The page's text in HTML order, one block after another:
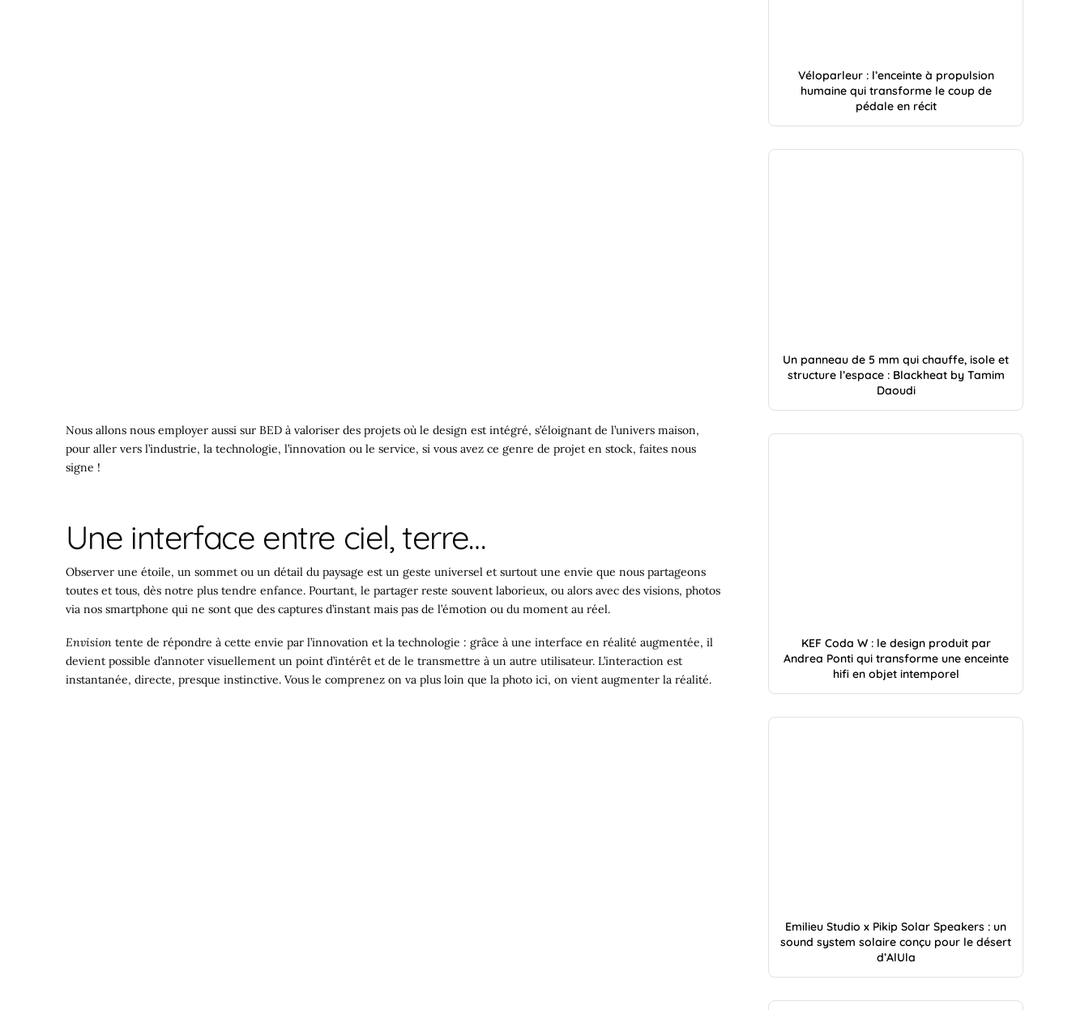
Nous allons nous employer aussi sur BED à valoriser des projets où le design est intégré, s’éloignant de l’univers maison,
pour aller vers l’industrie, la technologie, l’innovation ou le service, si vous avez ce genre de projet en stock, faites nous
signe !
Une interface entre ciel, terre…
Observer une étoile, un sommet ou un détail du paysage est un geste universel et surtout une envie que nous partageons
toutes et tous, dès notre plus tendre enfance. Pourtant, le partager reste souvent laborieux, ou alors avec des visions, photos
via nos smartphone qui ne sont que des captures d’instant mais pas de l’émotion ou du moment au réel.
Envisiontente de répondre à cette envie par l’innovation et la technologie : grâce à une interface en réalité augmentée, il
devient possible d’annoter visuellement un point d’intérêt et de le transmettre à un autre utilisateur. L’interaction est
instantanée, directe, presque instinctive. Vous le comprenez on va plus loin que la photo ici, on vient augmenter la réalité.
Véloparleur : l’enceinte à propulsion
humaine qui transforme le coup de
pédale en récit
Un panneau de 5 mm qui chauffe, isole et
structure l’espace : Blackheat by Tamim
Daoudi
KEF Coda W : le design produit par
Andrea Ponti qui transforme une enceinte
hifi en objet intemporel
Emilieu Studio x Pikip Solar Speakers : un
sound system solaire conçu pour le désert
d’AlUla